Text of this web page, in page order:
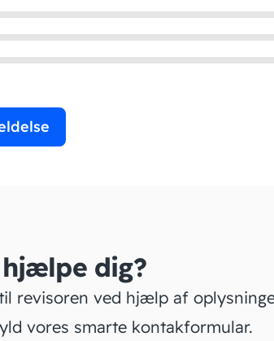
dig?
revisoren ved hjælp af
vores smarte kontakformular.